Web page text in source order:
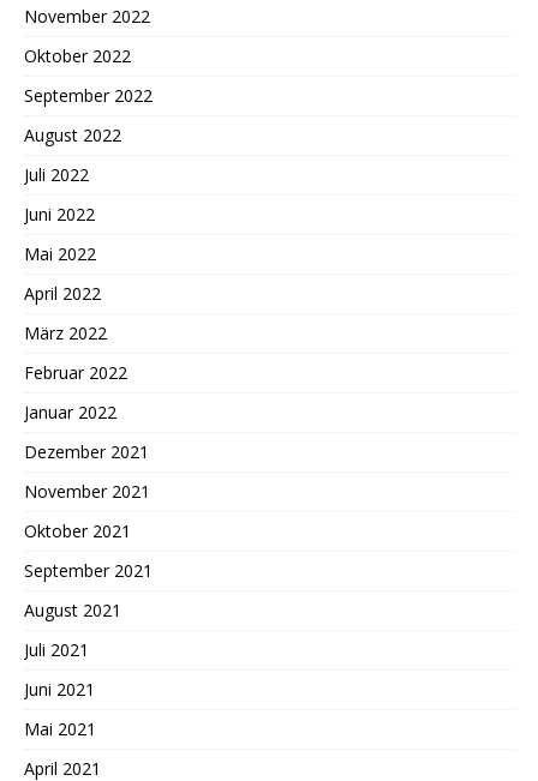
November 2022
Oktober 2022
September 2022
August 2022
Juli 2022
Juni 2022
Mai 2022
April 2022
März 2022
Februar 2022
Januar 2022
Dezember 2021
November 2021
Oktober 2021
September 2021
August 2021
Juli 2021
Juni 2021
Mai 2021
April 2021